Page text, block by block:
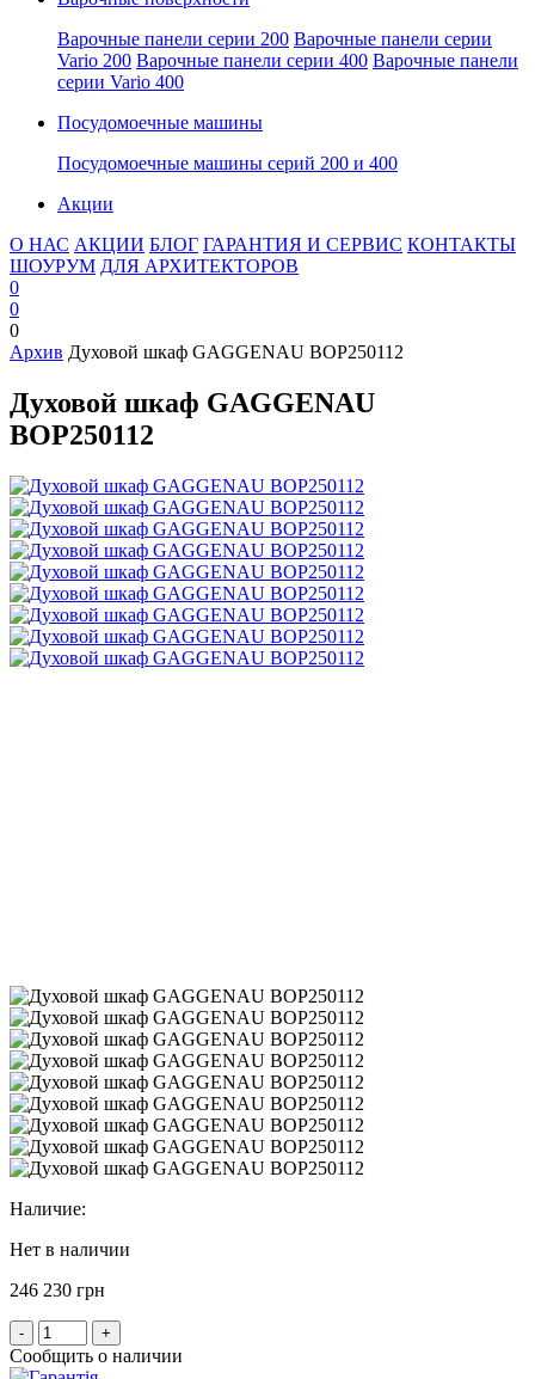
Варочные панели серии 200 Варочные панели серии
Vario 200 Варочные панели серии 400 Варочные панели
серии Vario 400
Посудомоечные машины
Посудомоечные машины серий 200 и 400
Акции
О НАС АКЦИИ БЛОГ ГАРАНТИЯ И СЕРВИС КОНТАКТЫ
ШОУРУМ ДЛЯ АРХИТЕКТОРОВ
0
0
0
Архив Духовой шкаф GAGGENAU BOP250112
Духовой шкаф GAGGENAU
BOP250112
Наличие:
Нет в наличии
246 230 грн
- +
Сообщить о наличии